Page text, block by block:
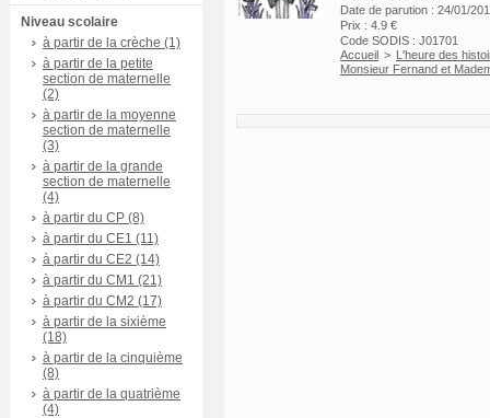
Niveau scolaire
à partir de la crèche (1)
à partir de la petite
section de maternelle
(2)
à partir de la moyenne
section de maternelle
(3)
à partir de la grande
section de maternelle
(4)
à partir du CP (8)
à partir du CE1 (11)
à partir du CE2 (14)
à partir du CM1 (21)
à partir du CM2 (17)
à partir de la sixième
(18)
à partir de la cinquième
(8)
à partir de la quatrième
(4)
Date de parution : 24/01/
Prix : 4.9 €
Code SODIS : J01701
Accueil > L'heure des
Monsieur Fernand et